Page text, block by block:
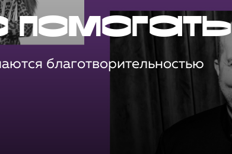
помогать
благотворительностью